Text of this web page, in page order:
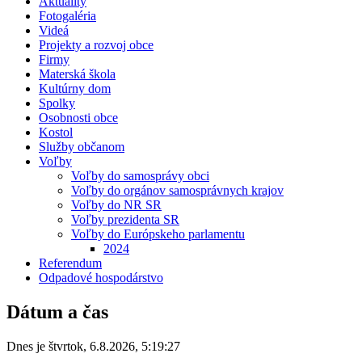
Fotogaléria
Videá
Projekty a rozvoj obce
Firmy
Materská škola
Kultúrny dom
Spolky
Osobnosti obce
Kostol
Služby občanom
Voľby
Voľby do samosprávy obci
Voľby do orgánov samosprávnych krajov
Voľby do NR SR
Voľby prezidenta SR
Voľby do Európskeho parlamentu
2024
Referendum
Odpadové hospodárstvo
Dátum a čas
Dnes je štvrtok, 6.8.2026, 5:19:27